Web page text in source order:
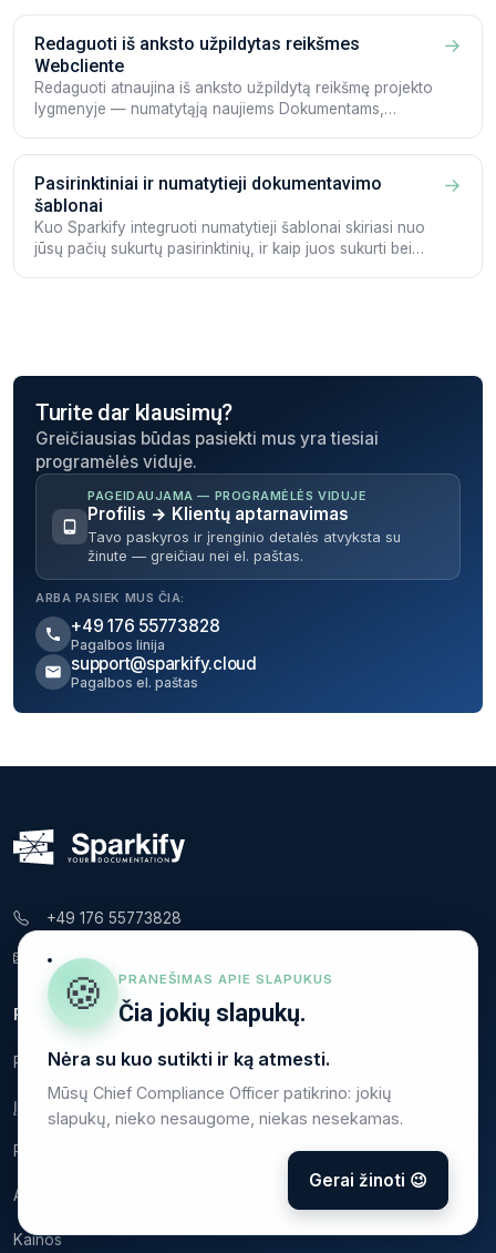
🍪 PRANEŠIMAS APIE SLAPUKUS
Čia jokių slapukų.
Nėra su kuo sutikti ir ką atmesti.
Mūsų Chief Compliance Officer patikrino: jokių
slapukų, nieko nesaugome, niekas nesekamas.
Gerai žinoti 😉
Redaguoti iš anksto užpildytas reikšmes
Webcliente
Redaguoti atnaujina iš anksto užpildytą reikšmę projekto
lygmenyje — numatytąją naujiems Dokumentams,
→
Pasirinktiniai ir numatytieji dokumentavimo
šablonai
Kuo Sparkify integruoti numatytieji šablonai skiriasi nuo
jūsų pačių sukurtų pasirinktinių, ir kaip juos sukurti bei
→
Turite dar klausimų?
Greičiausias būdas pasiekti mus yra tiesiai
programėlės viduje.
PAGEIDAUJAMA — PROGRAMĖLĖS VIDUJE
Profilis → Klientų aptarnavimas
Tavo paskyros ir įrenginio detalės atvyksta su
žinute — greičiau nei el. paštas.
ARBA PASIEK MUS ČIA:
+49 176 55773828
Pagalbos linija
support@sparkify.cloud
Pagalbos el. paštas
+49 176 55773828
support@sparkify.cloud
PRODUKTAS
Pradžia
Įrenginio patikra (VDE 0100-600)
Prietaisų patikra (VDE 0701/0702)
Aparatinės įrangos partneriai
Kainos